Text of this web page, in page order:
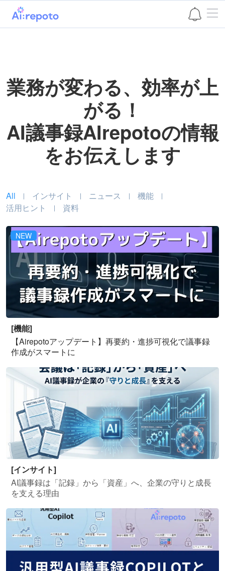
본문 바로가기
業務が変わる、効率が上
がる！
AI議事録AIrepotoの情報
をお伝えします
All インサイト ニュース
機能
活用ヒント
資料
NEW
[機能]
【Airepotoアップデート】再要約・進捗可視化で議事録
作成がスマートに
[インサイト]
AI議事録は「記録」から「資産」へ、企業の守りと成長
を支える理由